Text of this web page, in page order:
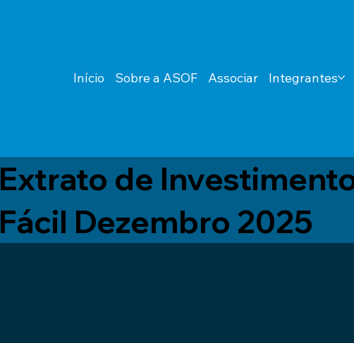
Início Sobre a ASOF Associar Integrantes
Extrato de
Fácil Dezembro 2025